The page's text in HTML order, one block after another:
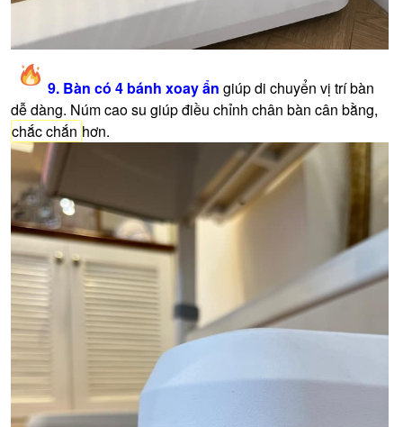
9. Bàn có 4 bánh xoay ẩn giúp di chuyển vị trí bàn
dễ dàng. Núm cao su giúp điều chỉnh chân bàn cân bằng,
chắc chắn hơn.